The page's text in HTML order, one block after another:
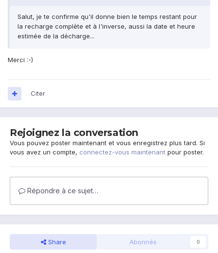
Salut, je te confirme qu'il donne bien le temps restant pour
la recharge complète et à l'inverse, aussi la date et heure
estimée de la décharge...
Merci :-)
Citer
Rejoignez la conversation
Vous pouvez poster maintenant et vous enregistrez plus tard. Si
vous avez un compte, connectez-vous maintenant pour poster.
Répondre à ce sujet…
Share Abonnés 0